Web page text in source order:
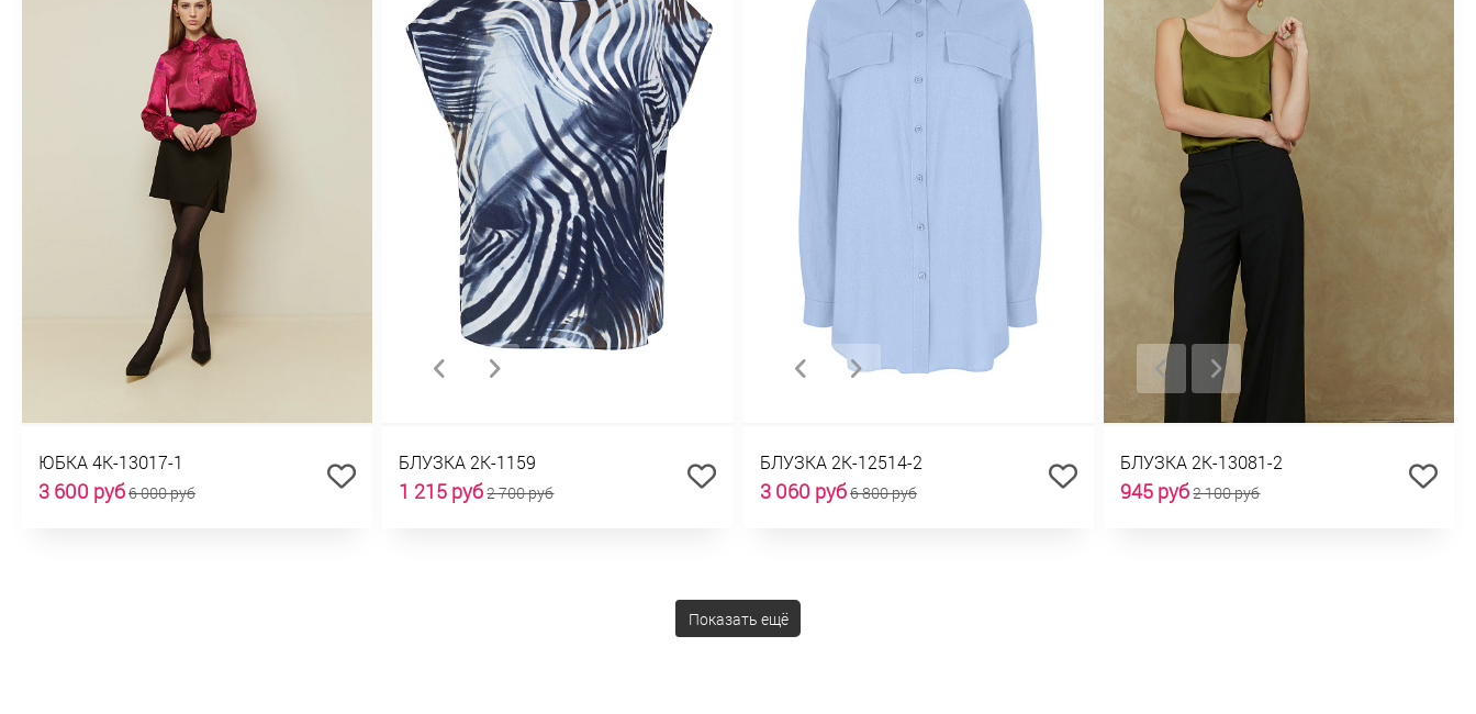
ЮБКА 4К-13017-1
3 600 руб6 000 руб
БЛУЗКА 2К-1159
1 215 руб2 700 руб
БЛУЗКА 2К-12514-2
3 060 руб6 800 руб
БЛУЗКА 2К-13081-2
945 руб2 100 руб
Показать ещё